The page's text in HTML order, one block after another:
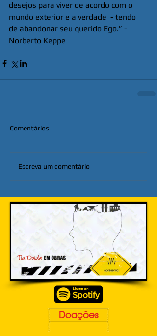
desejos para viver de acordo com o
mundo exterior e a verdade  - tendo
de abandonar seu querido Ego.” -
Norberto Keppe
Comentários
Escreva um comentário
Doações